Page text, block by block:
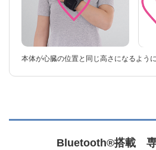
本体が心臓の位置と同じ高さになるように
Bluetooth®搭載 専